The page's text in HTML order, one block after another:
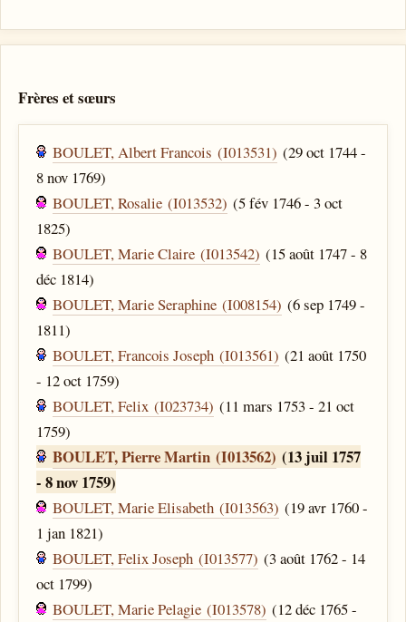
Frères et sœurs
BOULET, Albert Francois (I013531) (29 oct 1744 -
8 nov 1769)
BOULET, Rosalie (I013532) (5 fév 1746 - 3 oct
1825)
BOULET, Marie Claire (I013542) (15 août 1747 - 8
déc 1814)
BOULET, Marie Seraphine (I008154) (6 sep 1749 -
1811)
BOULET, Francois Joseph (I013561) (21 août 1750
- 12 oct 1759)
BOULET, Felix (I023734) (11 mars 1753 - 21 oct
1759)
BOULET, Pierre Martin (I013562) (13 juil 1757
- 8 nov 1759)
BOULET, Marie Elisabeth (I013563) (19 avr 1760 -
1 jan 1821)
BOULET, Felix Joseph (I013577) (3 août 1762 - 14
oct 1799)
BOULET, Marie Pelagie (I013578) (12 déc 1765 -